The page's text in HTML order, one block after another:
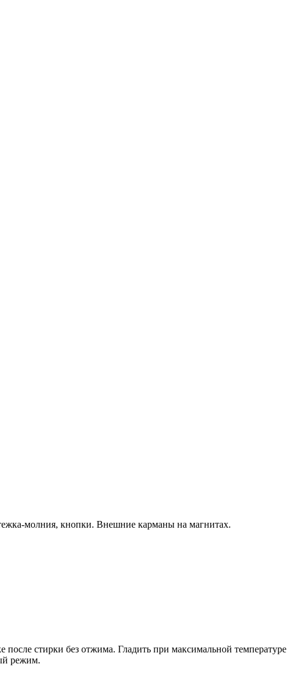
молния, кнопки. Внешние карманы на магнитах.
стирки без отжима. Гладить при максимальной температуре
режим.